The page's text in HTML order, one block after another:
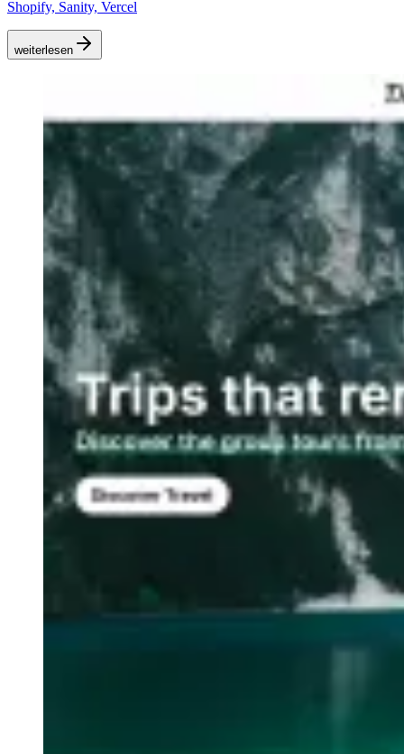
Shopify, Sanity, Vercel
weiterlesen